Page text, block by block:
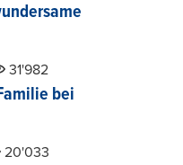
31'982
bei
20'033